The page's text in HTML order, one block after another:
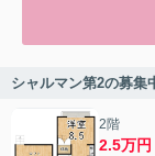
シャルマン第2の募集
2階
2.5万円